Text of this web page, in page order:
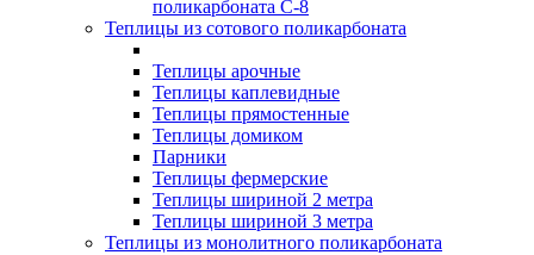
поликарбоната С-8
Теплицы из сотового поликарбоната
Теплицы арочные
Теплицы каплевидные
Теплицы прямостенные
Теплицы домиком
Парники
Теплицы фермерские
Теплицы шириной 2 метра
Теплицы шириной 3 метра
Теплицы из монолитного поликарбоната